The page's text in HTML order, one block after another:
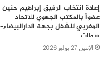
إعادة انتخاب الرفيق إبراهيم حنين
عضواً بالمكتب الجهوي للاتحاد
المغربي للشغل بجهة الدارالبيضاء–
سطات
الإثنين 27 يوليو 2026